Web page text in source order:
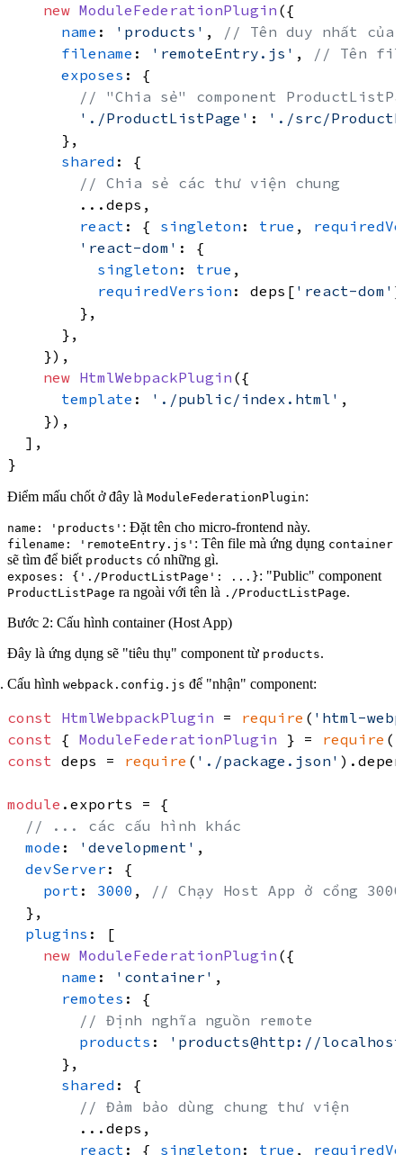
new ModuleFederationPlugin ({
name : 'products' ,
// Tên duy nhất của
filename : 'remoteEntry.js' ,
// Tên
exposes : {
// "Chia sẻ" component
'./ProductListPage' :
'./src/
      },
shared : {
// Chia sẻ các thư viện chung
        ...deps,
react : { singleton : true ,
'react-dom' : {
singleton : true ,
requiredVersion : deps[ 'react-dom'
        },
      },
    }),
new HtmlWebpackPlugin ({
template : './public/index.html' ,
    }),
  ],
Điểm mấu chốt ở đây là ModuleFederationPlugin:
name: 'products' : Đặt tên cho micro-frontend này.
filename: 'remoteEntry.js' : Tên file mà ứng dụng container
sẽ tìm để biết products có những gì.
exposes: {'./ProductListPage': ...}: "Public" component
ProductListPage ra ngoài với tên là ./ProductListPage.
Bước 2: Cấu hình container (Host App)
Đây là ứng dụng sẽ "tiêu thụ" component từ products.
Cấu hình webpack.config.js để "nhận" component:
const HtmlWebpackPlugin = require ( 'html-
const { ModuleFederationPlugin } = require (
const deps = require ( './package.json' ).
module . exports = {
// ... các cấu hình khác
mode : 'development' ,
devServer: {
port : 3000 ,
// Chạy Host App ở cổng 3000
  },
plugins : [
new ModuleFederationPlugin ({
name : 'container' ,
remotes : {
// Định nghĩa nguồn remote
products :
'products@http://
      },
shared : {
// Đảm bảo dùng chung thư viện
        ...deps,
react : { singleton : true ,